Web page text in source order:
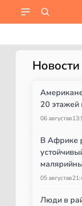
Новости
20
06 августав
В Африке
05 августав
Люди в